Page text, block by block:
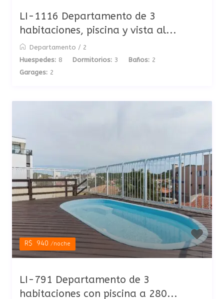
LI-1116 Departamento de 3
habitaciones, piscina y vista al...
Departamento / 2
Huespedes: 8 Dormitorios: 3 Baños: 2
Garages: 2
R$ 940/noche
LI-791 Departamento de 3
habitaciones con piscina a 280...